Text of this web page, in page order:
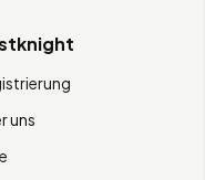
uns